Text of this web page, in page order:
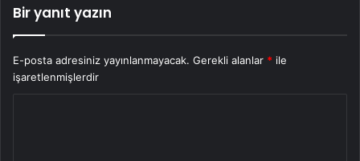
Bir yanıt yazın
E-posta adresiniz yayınlanmayacak. Gerekli alanlar * ile
işaretlenmişlerdir